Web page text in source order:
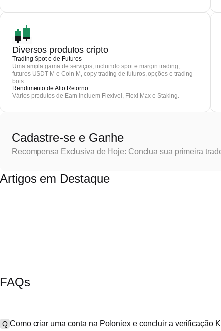
Diversos produtos cripto
Trading Spot e de Futuros
Uma ampla gama de serviços, incluindo spot e margin trading,
futuros USDT-M e Coin-M, copy trading de futuros, opções e trading
bots.
Rendimento de Alto Retorno
Vários produtos de Earn incluem Flexível, Flexi Max e Staking.
Cadastre-se e Ganhe
Recompensa Exclusiva de Hoje: Conclua sua primeira
Artigos em Destaque
FAQs
Q Como criar uma conta na Poloniex e concluir a verificação